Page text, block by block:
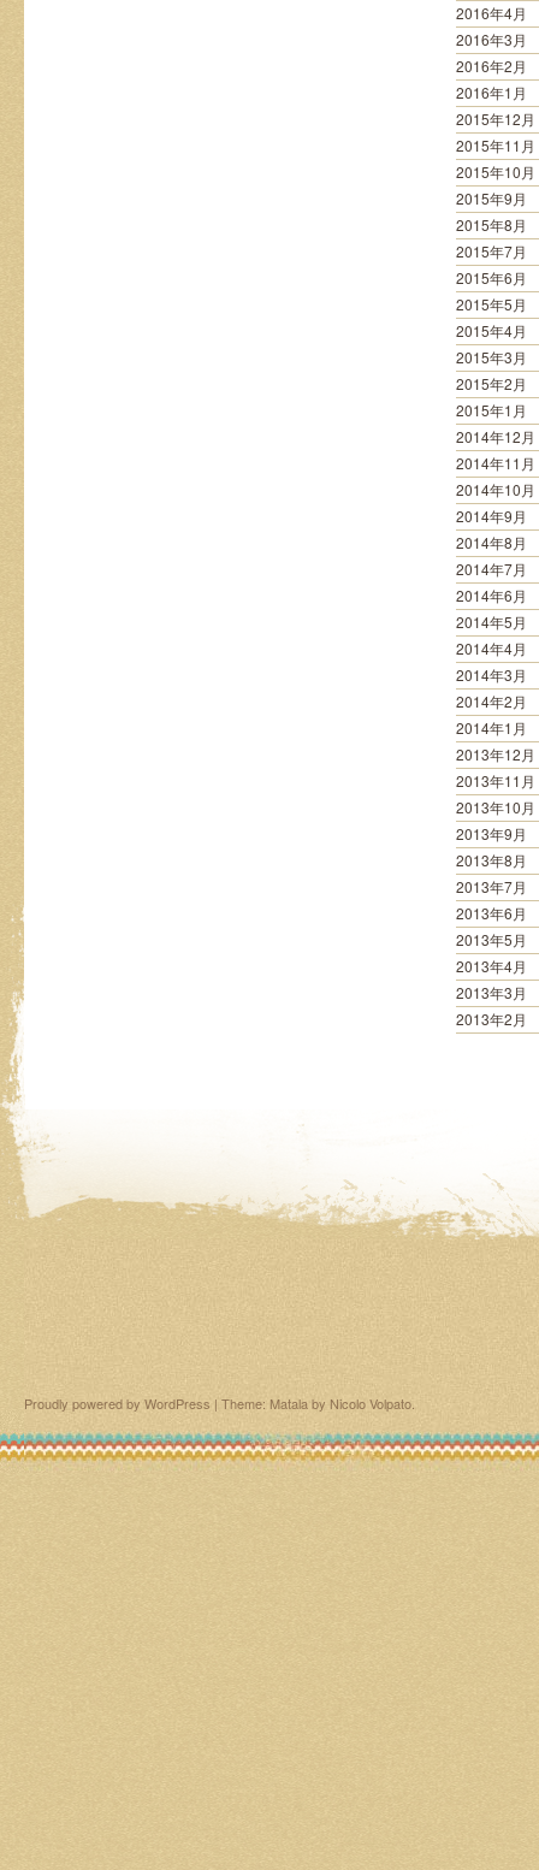
2016年4月
2016年3月
2016年2月
2016年1月
2015年12月
2015年11月
2015年10月
2015年9月
2015年8月
2015年7月
2015年6月
2015年5月
2015年4月
2015年3月
2015年2月
2015年1月
2014年12月
2014年11月
2014年10月
2014年9月
2014年8月
2014年7月
2014年6月
2014年5月
2014年4月
2014年3月
2014年2月
2014年1月
2013年12月
2013年11月
2013年10月
2013年9月
2013年8月
2013年7月
2013年6月
2013年5月
2013年4月
2013年3月
2013年2月
Proudly powered by WordPress | Theme: Matala by Nicolo Volpato